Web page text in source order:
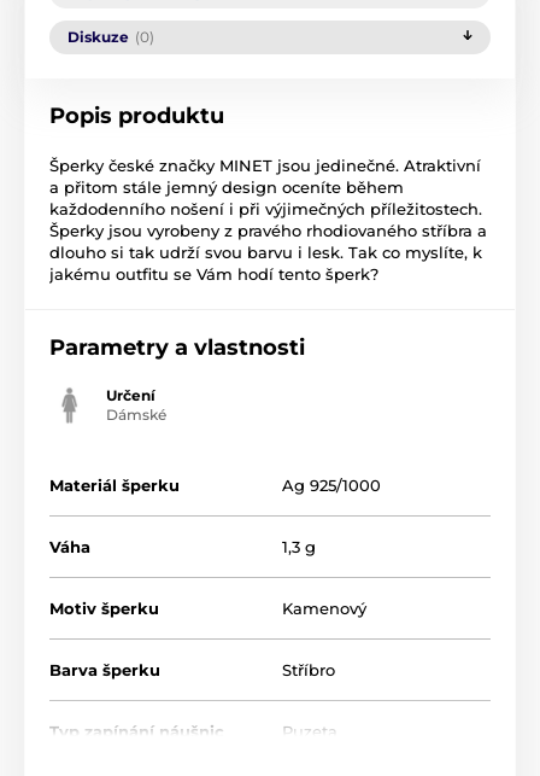
Diskuze (0)
Popis produktu
Šperky české značky MINET jsou jedinečné. Atraktivní
a přitom stále jemný design oceníte během
každodenního nošení i při výjimečných příležitostech.
Šperky jsou vyrobeny z pravého rhodiovaného stříbra a
dlouho si tak udrží svou barvu i lesk. Tak co myslíte, k
jakému outfitu se Vám hodí tento šperk?
Parametry a vlastnosti
Určení
Dámské
Materiál šperku Ag 925/1000
Váha 1,3 g
Motiv šperku Kamenový
Barva šperku Stříbro
Typ zapínání náušnic Puzeta